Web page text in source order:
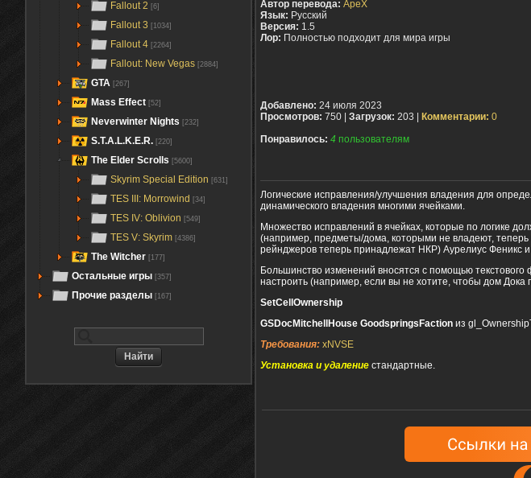
Fallout 2 [6]
Fallout 3 [1034]
Fallout 4 [2264]
Fallout: New Vegas [2884]
GTA [267]
Mass Effect [52]
Neverwinter Nights [232]
S.T.A.L.K.E.R. [220]
The Elder Scrolls [5600]
Skyrim Special Edition [631]
TES III: Morrowind [34]
TES IV: Oblivion [549]
TES V: Skyrim [4386]
The Witcher [177]
Остальные игры [357]
Прочие разделы [167]
Автор перевода: ApeX
Язык: Русский
Версия: 1.5
Лор: Полностью подходит для мира игры
Добавлено: 24 июля 2023
Просмотров: 750 | Загрузок: 203 | Комментарии: 0
Понравилось: 4 пользователям
Логические исправления/улучшения владения для
динамического владения многими ячейками.
Множество исправлений в ячейках, которые по логике
(например, предметы/дома, которыми не владеют,
рейнджеров теперь принадлежат НКР) Аурелиус Феникс и
Большинство изменений вносятся с помощью текстового
настроить (например, если вы не хотите, чтобы дом Дока
SetCellOwnership
GSDocMitchellHouse GoodspringsFaction из
Требования: xNVSE
Установка и удаление стандартные.